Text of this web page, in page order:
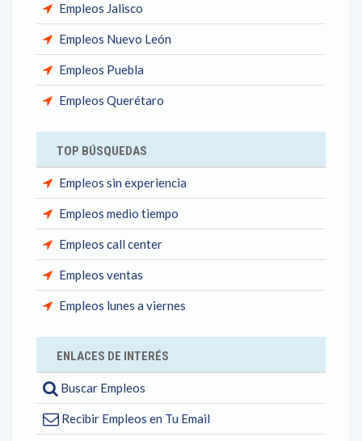
Empleos Jalisco
Empleos Nuevo León
Empleos Puebla
Empleos Querétaro
TOP BÚSQUEDAS
Empleos sin experiencia
Empleos medio tiempo
Empleos call center
Empleos ventas
Empleos lunes a viernes
ENLACES DE INTERÉS
Buscar Empleos
Recibir Empleos en Tu Email